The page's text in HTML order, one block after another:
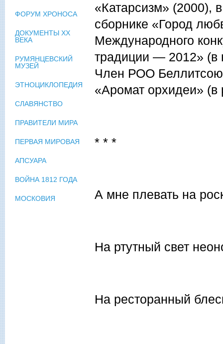
«Катарсизм» (2000),
сборнике «Город
Международного
традиции — 2012» (в
Член РОО
«Аромат орхидеи» (в
* * *
А мне плевать на
На ртутный свет
На ресторанный
ФОРУМ ХРОНОСА
ДОКУМЕНТЫ XX
ВЕКА
РУМЯНЦЕВСКИЙ
МУЗЕЙ
ЭТНОЦИКЛОПЕДИЯ
СЛАВЯНСТВО
ПРАВИТЕЛИ МИРА
ПЕРВАЯ МИРОВАЯ
АПСУАРА
ВОЙНА 1812 ГОДА
МОСКОВИЯ